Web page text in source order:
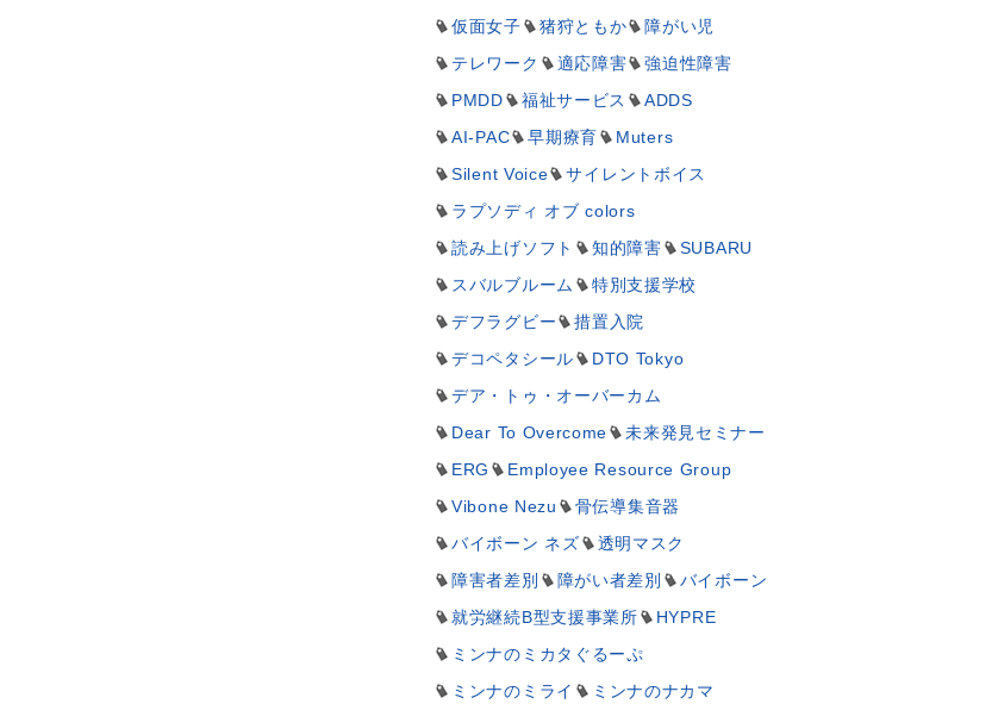
仮面女子
猪狩ともか
障がい児
テレワーク
適応障害
強迫性障害
PMDD
福祉サービス
ADDS
AI-PAC
早期療育
Muters
Silent Voice
サイレントボイス
ラプソディ オブ colors
読み上げソフト
知的障害
SUBARU
スバルブルーム
特別支援学校
デフラグビー
措置入院
デコペタシール
DTO Tokyo
デア・トゥ・オーバーカム
Dear To Overcome
未来発見セミナー
ERG
Employee Resource Group
Vibone Nezu
骨伝導集音器
バイボーン ネズ
透明マスク
障害者差別
障がい者差別
バイボーン
就労継続B型支援事業所
HYPRE
ミンナのミカタぐるーぷ
ミンナのミライ
ミンナのナカマ